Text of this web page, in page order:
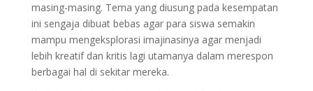
masing-masing. Tema yang diusung pada kesempatan
ini sengaja dibuat bebas agar para siswa semakin
mampu mengeksplorasi imajinasinya agar menjadi
lebih kreatif dan kritis lagi utamanya dalam merespon
berbagai hal di sekitar mereka.